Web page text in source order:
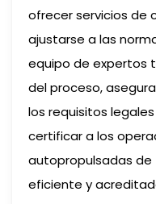
ofrecer servicios de
ajustarse a las
equipo de expertos
del proceso,
los requisitos
certificar a los
autopropulsadas
eficiente y